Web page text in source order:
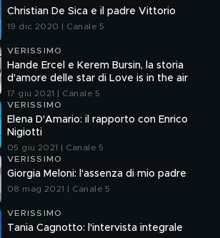
Christian De Sica e il padre Vittorio
19 dic 2020 | Canale 5
VERISSIMO
Hande Ercel e Kerem Bursin, la storia
d'amore delle star di Love is in the air
17 giu 2021 | Canale 5
VERISSIMO
Elena D'Amario: il rapporto con Enrico
Nigiotti
05 giu 2021 | Canale 5
VERISSIMO
Giorgia Meloni: l'assenza di mio padre
08 mag 2021 | Canale 5
VERISSIMO
Tania Cagnotto: l'intervista integrale